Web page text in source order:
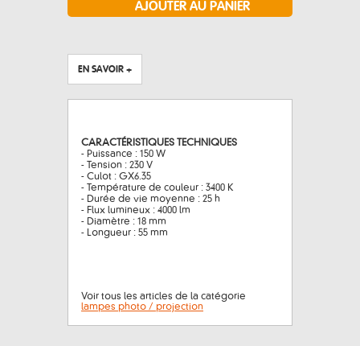
EN SAVOIR +
CARACTÉRISTIQUES TECHNIQUES
- Puissance : 150 W
- Tension : 230 V
- Culot : GX6.35
- Température de couleur : 3400 K
- Durée de vie moyenne : 25 h
- Flux lumineux : 4000 lm
- Diamètre : 18 mm
- Longueur : 55 mm
Voir tous les articles de la catégorie
lampes photo / projection